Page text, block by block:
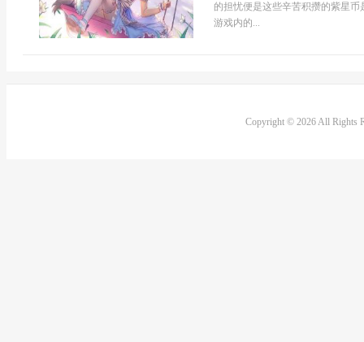
的担忧便是这些辛苦积攒的紫星
游戏内的...
Copyright © 2026 All Rights